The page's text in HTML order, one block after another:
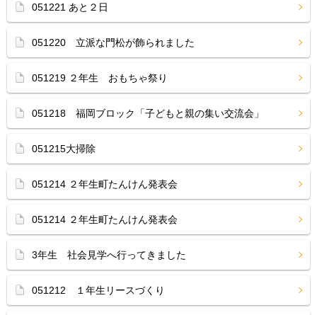
051221 あと２日
051220 立派な門松が飾られました
051219 ２年生 おもちゃ祭り
051218 福岡ブロック「子どもと親の集い交流会」
051215大掃除
051214 ２年生町たんけん発表会
051214 ２年生町たんけん発表会
3年生 社会見学へ行ってきました
051212 １年生リースづくり